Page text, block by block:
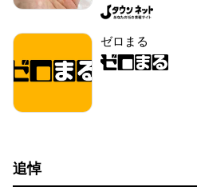
ゼロまる
追悼